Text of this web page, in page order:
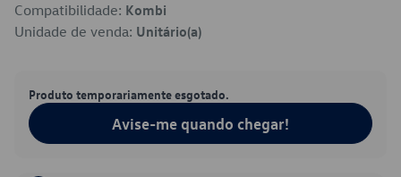
Compatibilidade: Kombi
Unidade de venda: Unitário(a)
Produto temporariamente esgotado.
Avise-me quando chegar!